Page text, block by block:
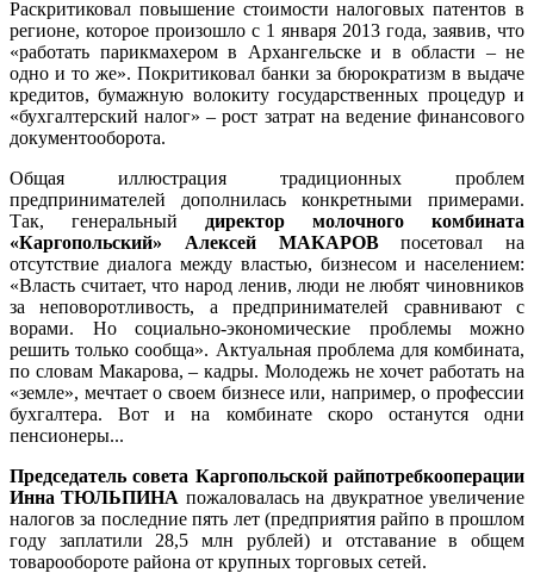
Раскритиковал повышение стоимости налоговых патентов в
регионе, которое произошло с 1 января 2013 года, заявив, что
«работать парикмахером в Архангельске и в области – не
одно и то же». Покритиковал банки за бюрократизм в выдаче
кредитов, бумажную волокиту государственных процедур и
«бухгалтерский налог» – рост затрат на ведение финансового
документооборота.
Общая иллюстрация традиционных проблем
предпринимателей дополнилась конкретными примерами.
Так, генеральный директор молочного комбината
«Каргопольский» Алексей МАКАРОВпосетовал на
отсутствие диалога между властью, бизнесом и населением:
«Власть считает, что народ ленив, люди не любят чиновников
за неповоротливость, а предпринимателей сравнивают с
ворами. Но социально-экономические проблемы можно
решить только сообща». Актуальная проблема для комбината,
по словам Макарова, – кадры. Молодежь не хочет работать на
«земле», мечтает о своем бизнесе или, например, о профессии
бухгалтера. Вот и на комбинате скоро останутся одни
пенсионеры...
Председатель совета Каргопольской райпотребкооперации
Инна ТЮЛЬПИНА пожаловалась на двукратное увеличение
налогов за последние пять лет (предприятия райпо в прошлом
году заплатили 28,5 млн рублей) и отставание в общем
товарообороте района от крупных торговых сетей.